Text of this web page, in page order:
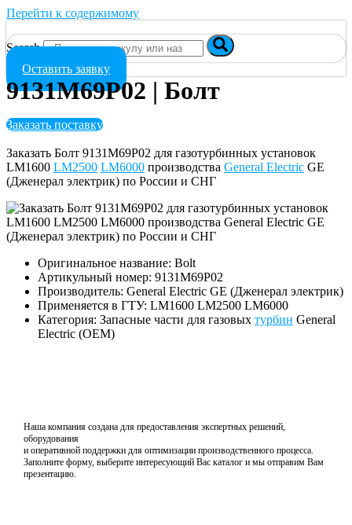
Перейти к содержимому
Search
Оставить заявку
9131M69P02 | Болт
Заказать поставку
Заказать Болт 9131M69P02 для газотурбинных установок
LM1600 LM2500 LM6000 производства General Electric GE
(Дженерал электрик) по России и СНГ
Оригинальное название: Bolt
Артикульный номер: 9131M69P02
Производитель: General Electric GE (Дженерал электрик)
Применяется в ГТУ: LM1600 LM2500 LM6000
Категория: Запасные части для газовых турбин General
Electric (OEM)
Наша компания создана для предоставления экспертных решений,
оборудования
и оперативной поддержки для оптимизации производственного процесса.
Заполните форму, выберите интересующий Вас каталог и мы отправим Вам
презентацию.